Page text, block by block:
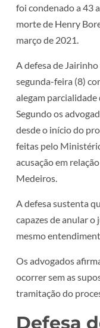
foi condenado a 43
morte de Henry
março de 2021.
A defesa de
segunda-feira (8)
alegam
Segundo os
desde o início do
feitas pelo
acusação em
Medeiros.
A defesa sustenta
capazes de anular
mesmo
Os advogados
ocorrer sem as
tramitação do
Defesa